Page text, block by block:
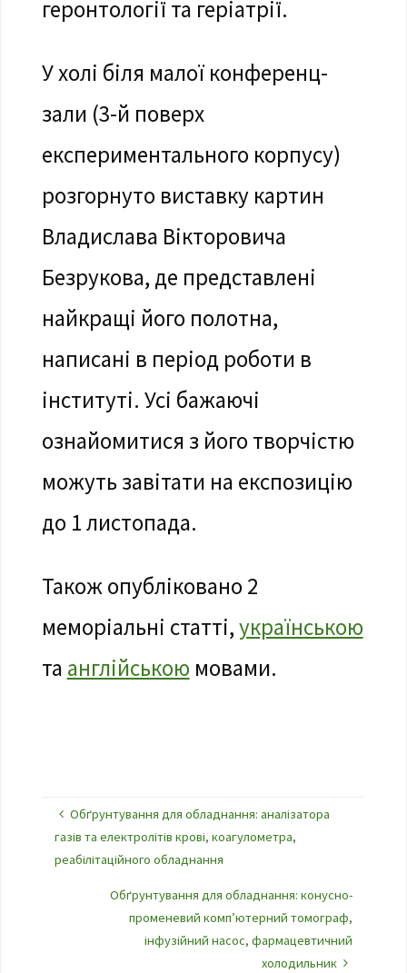
геронтології та геріатрії.
У холі біля малої конференц-
зали (3-й поверх
експериментального корпусу)
розгорнуто виставку картин
Владислава Вікторовича
Безрукова, де представлені
найкращі його полотна,
написані в період роботи в
інституті. Усі бажаючі
ознайомитися з його творчістю
можуть завітати на експозицію
до 1 листопада.
Також опубліковано 2
меморіальні статті,українською
та англійською мовами.
Обґрунтування для обладнання: аналізатора
газів та електролітів крові, коагулометра,
реабілітаційного обладнання
Обґрунтування для обладнання: конусно-
променевий комп’ютерний томограф,
інфузійний насос, фармацевтичний
холодильник